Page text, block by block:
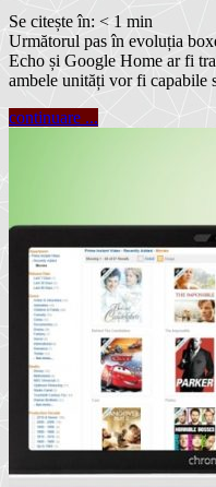
Se citește în: < 1 min
Următorul pas în evoluția
Echo și Google Home ar fi
ambele unități vor fi capabile
continuare ...